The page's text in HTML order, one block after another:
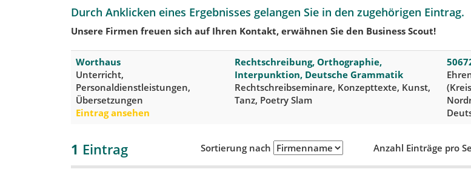
Durch Anklicken eines Ergebnisses gelangen Sie in den zugehörigen Eintrag.
Unsere Firmen freuen sich auf Ihren Kontakt, erwähnen Sie den Business Scout!
Worthaus
Unterricht,
Personaldienstleistungen,
Übersetzungen
Eintrag ansehen
Rechtschreibung, Orthographie,
Interpunktion, Deutsche Grammatik
Rechtschreibseminare, Konzepttexte, Kunst,
Tanz, Poetry Slam
1 Eintrag Sortierung nach Anzahl Einträge pro